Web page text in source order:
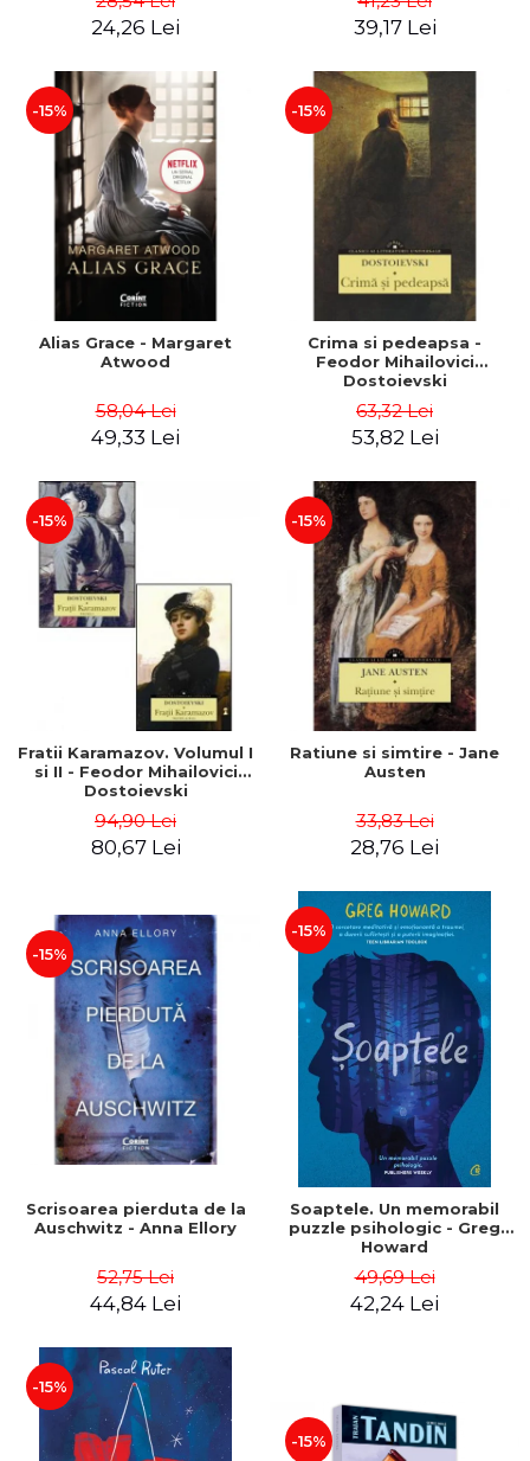
24,26 Lei 39,17 Lei
-15%
Alias Grace - Margaret
Atwood
58,04 Lei
49,33 Lei
-15%
Crima si pedeapsa -
Feodor Mihailovici
Dostoievski
63,32 Lei
53,82 Lei
-15%
Fratii Karamazov. Volumul I
si II - Feodor Mihailovici
Dostoievski
94,90 Lei
80,67 Lei
-15%
Ratiune si simtire - Jane
Austen
33,83 Lei
28,76 Lei
-15%
Scrisoarea pierduta de la
Auschwitz - Anna Ellory
52,75 Lei
44,84 Lei
-15%
Soaptele. Un memorabil
puzzle psihologic - Greg
Howard
49,69 Lei
42,24 Lei
-15%
-15%